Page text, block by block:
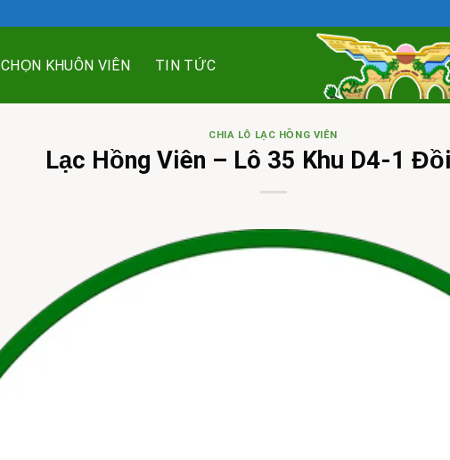
CHỌN KHUÔN VIÊN TIN TỨC
CHIA LÔ LẠC HỒNG VIÊN
Lạc Hồng Viên – Lô 35 Khu D4-1